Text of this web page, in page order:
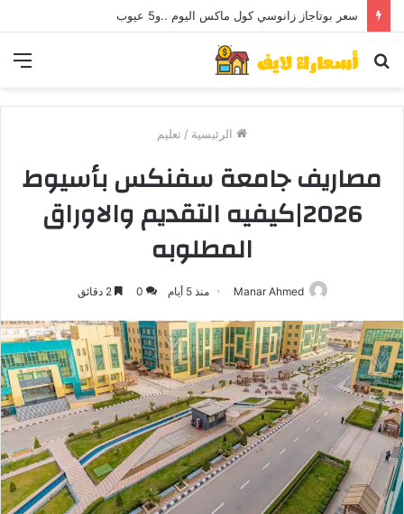
سعر بوتاجاز زانوسي كول ماكس اليوم ..و5 عيوب
بحث
الرئيسية / تعليم
مصاريف جامعة سفنكس بأسيوط
2026|كيفيه التقديم والاوراق
المطلوبه
Manar Ahmed منذ 5 أيام 0 2 دقائق